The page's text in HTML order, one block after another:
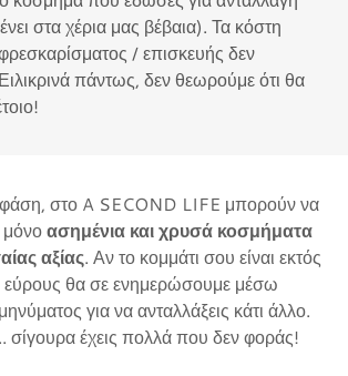
στα χέρια μας βέβαια). Τα κόστη
/ επισκευής δεν
πάντως, δεν θεωρούμε ότι θα
στο A SECOND LIFE μπορούν να
ασημένια και χρυσά κοσμήματα
αξίας. Αν το κομμάτι σου είναι εκτός
εύρους θα σε ενημερώσουμε μέσω
για να ανταλλάξεις κάτι άλλο.
σίγουρα έχεις πολλά που δεν φοράς!